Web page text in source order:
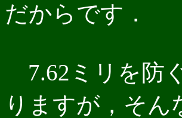
だからです．
7.62ミリを防
りますが，そん